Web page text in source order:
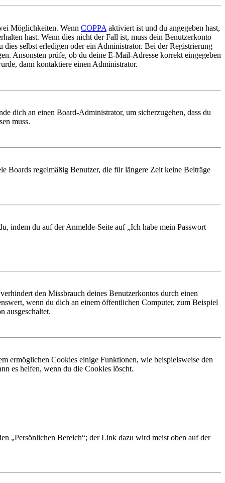
Möglichkeiten. Wenn COPPA aktiviert ist und du angegeben hast,
hast. Wenn dies nicht der Fall ist, muss dein Benutzerkonto
selbst erledigen oder ein Administrator. Bei der Registrierung
Ansonsten prüfe, ob du deine E-Mail-Adresse korrekt eingegeben
dann kontaktiere einen Administrator.
dich an einen Board-Administrator, um sicherzugehen, dass du
muss.
Boards regelmäßig Benutzer, die für längere Zeit keine Beiträge
indem du auf der Anmelde-Seite auf „Ich habe mein Passwort
den Missbrauch deines Benutzerkontos durch einen
wenn du dich an einem öffentlichen Computer, zum Beispiel
ausgeschaltet.
ermöglichen Cookies einige Funktionen, wie beispielsweise den
es helfen, wenn du die Cookies löscht.
„Persönlichen Bereich“; der Link dazu wird meist oben auf der